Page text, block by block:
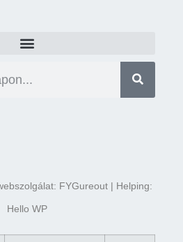
FYGureout | Helping:
Hello WP